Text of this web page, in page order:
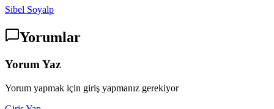
Sibel Soyalp
Yorumlar
Yorum Yaz
Yorum yapmak için giriş yapmanız gerekiyor